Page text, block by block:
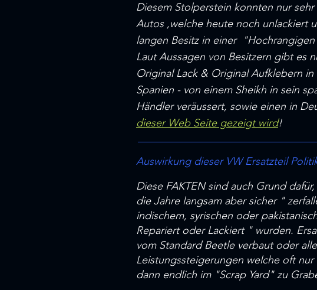
Diesem Stolperstein konnten nur
Autos ,welche heute noch unlackiert
langen Besitz in einer
Laut Aussagen von Besitzern gibt es
Original Lack & Original Aufklebern
Spanien - von einem Sheikh in sein
Händler veräussert, sowie einen in
dieser Web Seite gezeigt wird!
Auswirkung dieser VW Ersatzteil
Diese FAKTEN sind auch Grund
die Jahre langsam aber sicher "
indischem, syrischen oder
Repariert oder Lackiert " wurden.
vom Standard Beetle verbaut oder
Leistungssteigerungen welche oft
dann endlich im "Scrap Yard" zu